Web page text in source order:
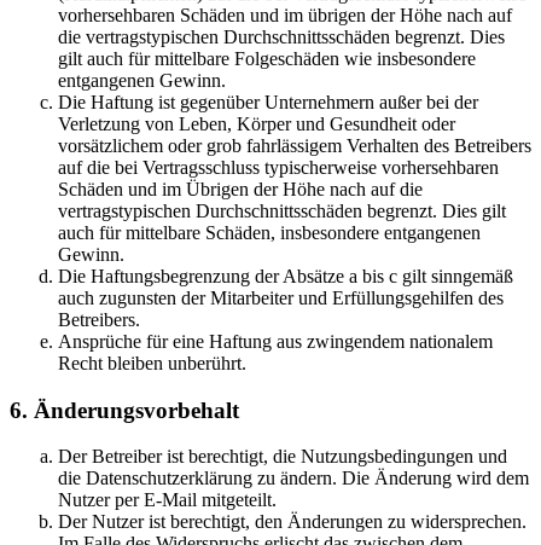
vorhersehbaren Schäden und im übrigen der Höhe nach auf
die vertragstypischen Durchschnittsschäden begrenzt. Dies
gilt auch für mittelbare Folgeschäden wie insbesondere
entgangenen Gewinn.
Die Haftung ist gegenüber Unternehmern außer bei der
Verletzung von Leben, Körper und Gesundheit oder
vorsätzlichem oder grob fahrlässigem Verhalten des Betreibers
auf die bei Vertragsschluss typischerweise vorhersehbaren
Schäden und im Übrigen der Höhe nach auf die
vertragstypischen Durchschnittsschäden begrenzt. Dies gilt
auch für mittelbare Schäden, insbesondere entgangenen
Gewinn.
Die Haftungsbegrenzung der Absätze a bis c gilt sinngemäß
auch zugunsten der Mitarbeiter und Erfüllungsgehilfen des
Betreibers.
Ansprüche für eine Haftung aus zwingendem nationalem
Recht bleiben unberührt.
6. Änderungsvorbehalt
Der Betreiber ist berechtigt, die Nutzungsbedingungen und
die Datenschutzerklärung zu ändern. Die Änderung wird dem
Nutzer per E-Mail mitgeteilt.
Der Nutzer ist berechtigt, den Änderungen zu widersprechen.